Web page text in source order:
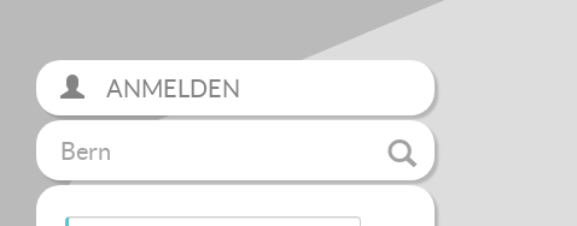
ANMELDEN
Bern